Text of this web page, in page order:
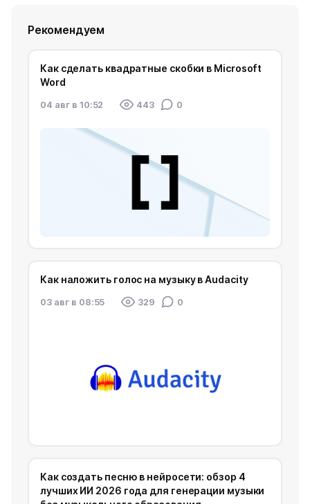
Рекомендуем
Как сделать квадратные скобки в Microsoft
Word
04 авг в 10:52 443 0
Как наложить голос на музыку в Audacity
03 авг в 08:55 329 0
Как создать песню в нейросети: обзор 4
лучших ИИ 2026 года для генерации музыки